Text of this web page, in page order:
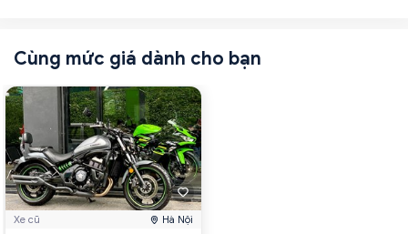
Cùng mức giá dành cho bạn
Xe cũ Hà Nội